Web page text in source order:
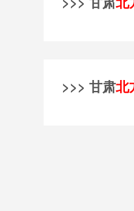
>>> 甘肃北